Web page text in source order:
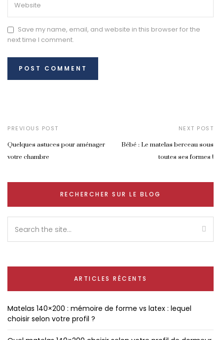
Save my name, email, and website in this browser for the
next time I comment.
PREVIOUS POST
Quelques astuces pour aménager
votre chambre
NEXT POST
Bébé : Le matelas berceau sous
toutes ses formes !
RECHERCHER SUR LE BLOG
ARTICLES RÉCENTS
Matelas 140×200 : mémoire de forme vs latex : lequel
choisir selon votre profil ?